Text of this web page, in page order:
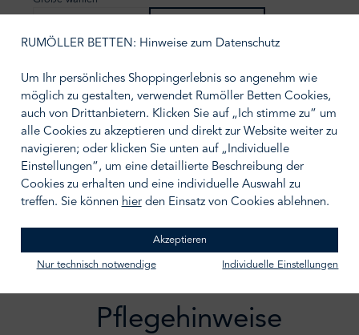
140/200 160/200
BERATUNGSTERMIN VEREINBAREN
Zum Merkzettel hinzufügen
Beschreibung /
Pflegehinweise
RUMÖLLER BETTEN: Hinweise zum Datenschutz
Um Ihr persönliches Shoppingerlebnis so angenehm wie
möglich zu gestalten, verwendet Rumöller Betten Cookies,
auch von Drittanbietern. Klicken Sie auf „Ich stimme zu“ um
alle Cookies zu akzeptieren und direkt zur Website weiter zu
navigieren; oder klicken Sie unten auf „Individuelle
Einstellungen“, um eine detaillierte Beschreibung der
Cookies zu erhalten und eine individuelle Auswahl zu
treffen. Sie können hierden Einsatz von Cookies ablehnen.
Akzeptieren
Nur technisch notwendige Individuelle Einstellungen